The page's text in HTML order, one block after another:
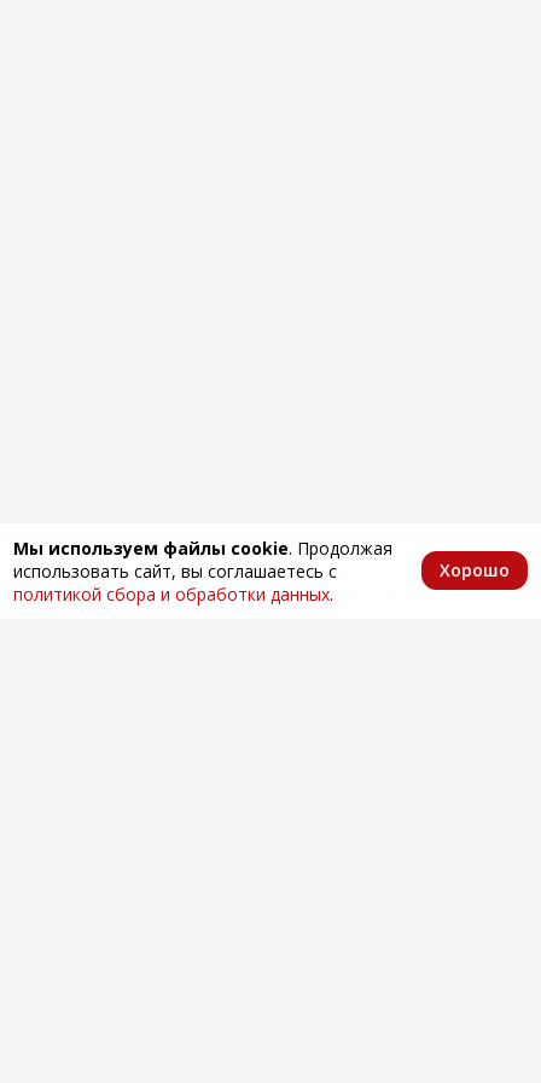
Мы используем файлы cookie. Продолжая
использовать сайт, вы соглашаетесь с
политикой сбора и обработки данных.
Хорошо
Главная КаталогИзбранноеКорзина Аккаунт